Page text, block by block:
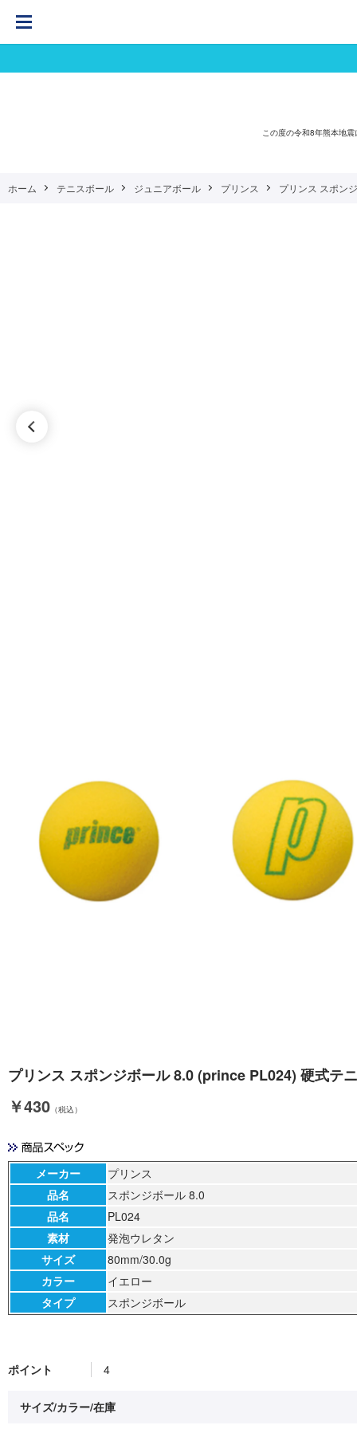
この度の令和8年熊本地
ホーム テニスボール ジュニアボール プリンス プリンス スポン
プリンス スポンジボール 8.0 (prince PL024) 硬式テ
￥430 （税込）
ポイント 4
サイズ/カラー/在庫
メーカー
プリンス
品名
スポンジボール 8.0
品名
PL024
素材
発泡ウレタン
サイズ
80mm/30.0g
カラー
イエロー
タイプ
スポンジボール